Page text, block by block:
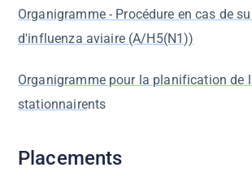
Organigramme - Procédure en cas de
d'influenza aviaire (A/H5(N1))
Organigramme pour la planification de
stationnairents
Placements